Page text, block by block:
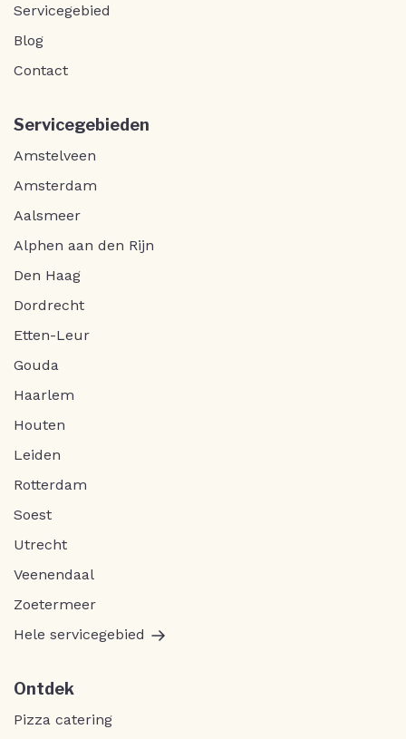
Servicegebied
Blog
Contact
Servicegebieden
Amstelveen
Amsterdam
Aalsmeer
Alphen aan den Rijn
Den Haag
Dordrecht
Etten-Leur
Gouda
Haarlem
Houten
Leiden
Rotterdam
Soest
Utrecht
Veenendaal
Zoetermeer
Hele servicegebied
Ontdek
Pizza catering